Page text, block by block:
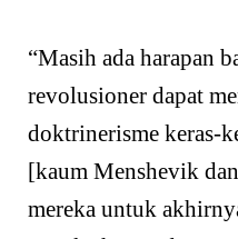
“Masih ada harapan
revolusioner dapat
doktrinerisme keras-
[kaum Menshevik
mereka untuk